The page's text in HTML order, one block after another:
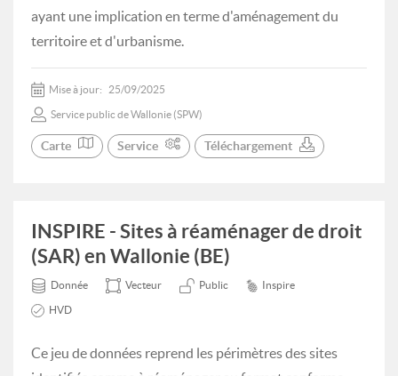
ayant une implication en terme d'aménagement du
territoire et d'urbanisme.
Mise à jour: 25/09/2025
Service public de Wallonie (SPW)
Carte Service Téléchargement
INSPIRE - Sites à réaménager de droit
(SAR) en Wallonie (BE)
Donnée Vecteur Public Inspire
HVD
Ce jeu de données reprend les périmètres des sites